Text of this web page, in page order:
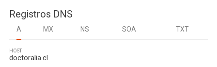
Registros DNS
A MX NS SOA TXT
HOST
doctoralia.cl